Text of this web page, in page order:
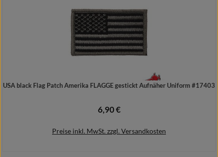
USA black Flag Patch Amerika FLAGGE gestickt Aufnäher Uniform #17403
Regulärer Preis:
6,90 €
Preise inkl. MwSt. zzgl. Versandkosten